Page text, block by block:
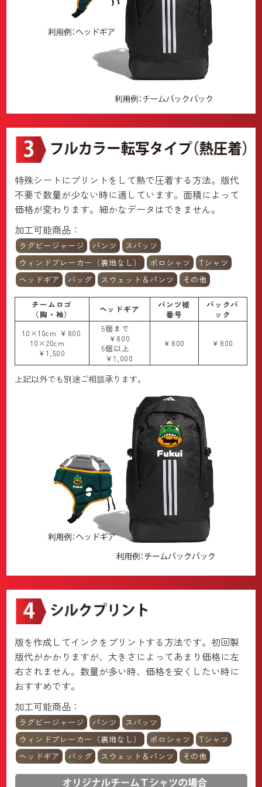
特殊シートにプリントをして熱で圧着する方法。版代
不要で数量が少ない時に適しています。面積によって
価格が変わります。細かなデータはできません。
加工可能商品：
ラグビージャージ パンツ
スパッツ
ウィンドブレーカー（裏地なし）
ポロシャツ
Tシャツ
ヘッドギア
バッグ スウェット＆パンツ その他
チームロゴ
（胸・袖）
ヘッドギア
パンツ裾
番号
バックパ
ック
10×10cm ￥800
10×20cm
￥1,500
5個まで
￥800
5個以上
￥1,000
￥800 ￥800
上記以外でも別途ご相談承ります。
版を作成してインクをプリントする方法です。初回製
版代がかかりますが、大きさによってあまり価格に左
右されません。数量が多い時、価格を安くしたい時に
おすすめです。
加工可能商品：
ラグビージャージ パンツ
スパッツ
ウィンドブレーカー（裏地なし）
ポロシャツ
Tシャツ
ヘッドギア
バッグ スウェット＆パンツ その他